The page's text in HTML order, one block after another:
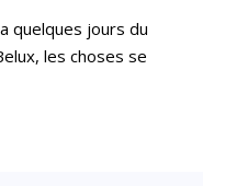
quelques jours du
les choses se